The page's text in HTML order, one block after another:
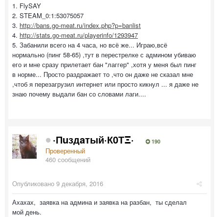
1. FlySAY
2. STEAM_0:1:53075057
3. http://bans.go-meat.ru/index.php?p=banlist
4. http://stats.go-meat.ru/playerinfo/1293947
5. Забанили всего на 4 часа, но всё же... Играю,всё
нормально (пинг 58-65) ,тут в перестрелке с админом убиваю
его и мне сразу прилетает бан "лаггер" ,хотя у меня был пинг
в норме... Просто раздражает то ,что он даже не сказал мне
,чтоб я перезагрузил интернет или просто кикнул ... я даже не
знаю почему выдали бан со словами лаги....
·Пuздaтый·К0ТΞ· 190
Проверенный
460 сообщений
Опубликовано 9 декабря, 2016
Ахахах, заявка на админа и заявка на разбан, ты сделал
мой день.